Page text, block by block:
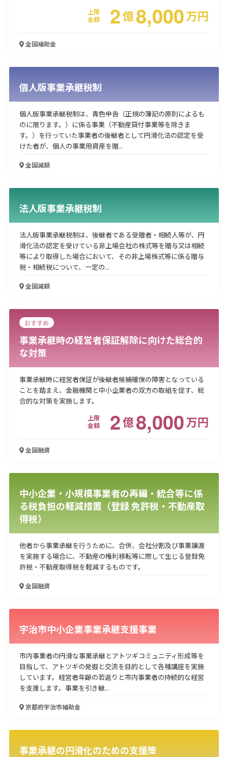
上限
金額
2億8,000万円
全国補助金
個人版事業承継税制
個人版事業承継税制は、青色申告（正規の簿記の原則によるも
のに限ります。）に係る事業（不動産貸付事業等を除きま
す。）を行っていた事業者の後継者として円滑化法の認定を受
けた者が、個人の事業用資産を贈...
全国減額
法人版事業承継税制
法人版事業承継税制は、後継者である受贈者・相続人等が、円
滑化法の認定を受けている非上場会社の株式等を贈与又は相続
等により取得した場合において、その非上場株式等に係る贈与
税・相続税について、一定の...
全国減額
おすすめ
事業承継時の経営者保証解除に向けた総合的
な対策
事業承継時に経営者保証が後継者候補確保の障害となっている
ことを踏まえ、金融機関と中小企業者の双方の取組を促す、総
合的な対策を実施します。
上限
金額
2億8,000万円
全国融資
中小企業・小規模事業者の再編・統合等に係
る税負担の軽減措置（登録 免許税・不動産取
得税）
他者から事業承継を行うために、合併、会社分割及び事業譲渡
を実施する場合に、不動産の権利移転等に際して生じる登録免
許税・不動産取得税を軽減するものです。
全国融資
宇治市中小企業事業承継支援事業
市内事業者の円滑な事業承継とアトツギコミュニティ形成等を
目指して、アトツギの発掘と交流を目的として各種講座を実施
しています。経営者年齢の若返りと市内事業者の持続的な経営
を支援します。事業を引き継...
京都府宇治市補助金
事業承継の円滑化のための支援策